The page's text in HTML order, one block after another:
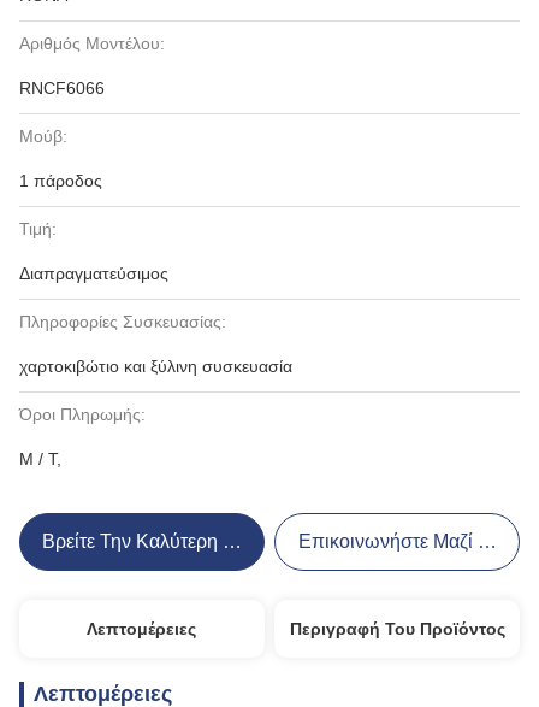
Αριθμός Μοντέλου:
RNCF6066
Μούβ:
1 πάροδος
Τιμή:
Διαπραγματεύσιμος
Πληροφορίες Συσκευασίας:
χαρτοκιβώτιο και ξύλινη συσκευασία
Όροι Πληρωμής:
Μ / Τ,
Βρείτε Την Καλύτερη Τιμή Επικοινωνήστε Μαζί Μας
Λεπτομέρειες Περιγραφή Του Προϊόντος
Λεπτομέρειες